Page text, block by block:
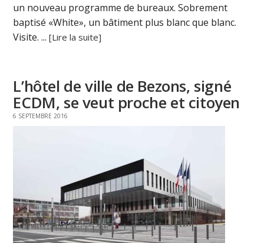
un nouveau programme de bureaux. Sobrement
baptisé «White», un bâtiment plus blanc que blanc.
Visite. ...[Lire la suite]
L’hôtel de ville de Bezons, signé
ECDM, se veut proche et citoyen
6 SEPTEMBRE 2016